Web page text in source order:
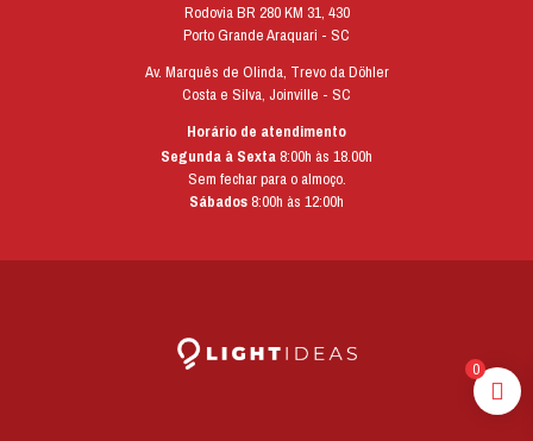
Rodovia BR 280 KM 31, 430
Porto Grande Araquari - SC
Av. Marquês de Olinda, Trevo da Döhler
Costa e Silva, Joinville - SC
Horário de atendimento
Segunda à Sexta8:00h às 18.00h
Sem fechar para o almoço.
Sábados8:00h às 12:00h
0